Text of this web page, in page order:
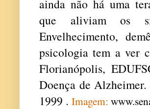
ainda não há uma
que aliviam os
Envelhecimento,
psicologia tem a ver
Florianópolis,
Doença de Alzheimer.
1999 . Imagem: